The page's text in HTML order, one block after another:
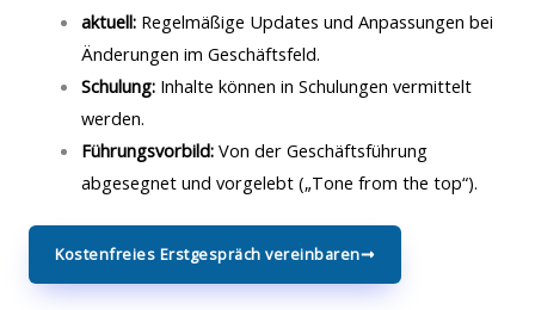
aktuell:Regelmäßige Updates und Anpassungen bei
Änderungen im Geschäftsfeld.
Schulung:Inhalte können in Schulungen vermittelt
werden.
Führungsvorbild:Von der Geschäftsführung
abgesegnet und vorgelebt („Tone from the top“).
Kostenfreies Erstgespräch vereinbaren